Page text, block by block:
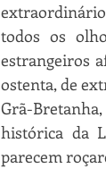
todos os
estrangeiros
ostenta, de
Grã-
histórica da
parecem